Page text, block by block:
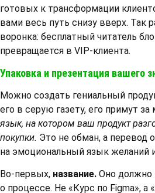
готовых к трансформации
вами весь путь снизу вверх. Так
воронка: бесплатный читатель
превращается в VIP-клиента.
Упаковка и презентация вашего
Можно создать гениальный
его в серую газету, его примут за
язык, на котором ваш продукт
покупки. Это не обман, а перевод
на эмоциональный язык желаний
Во-первых, название. Оно должно
о процессе. Не «Курс по Figma»,